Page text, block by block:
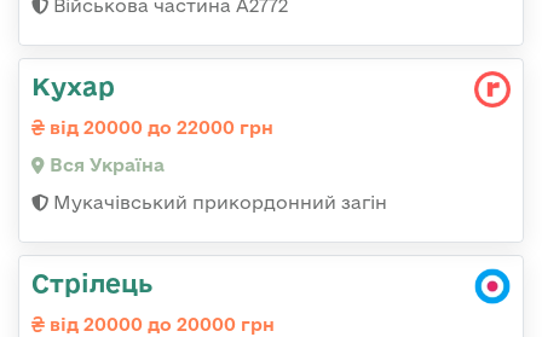
Військова частина А2772
Кухар
від 20000 до 22000 грн
Вся Україна
Мукачівський прикордонний загін
Стрілець
від 20000 до 20000 грн